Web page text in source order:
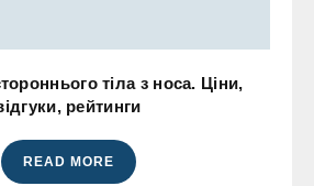
тіла з носа. Ціни,
рейтинги
READ MORE